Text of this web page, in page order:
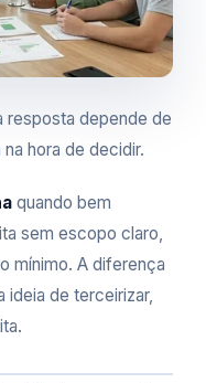
resposta depende de
hora de decidir.
quando bem
sem escopo claro,
mínimo. A diferença
ideia de terceirizar,